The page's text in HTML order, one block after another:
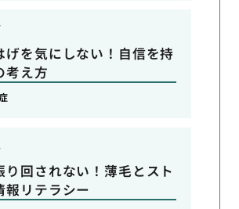
げを気にしない！自信を持
考え方
り回されない！薄毛とスト
報リテラシー